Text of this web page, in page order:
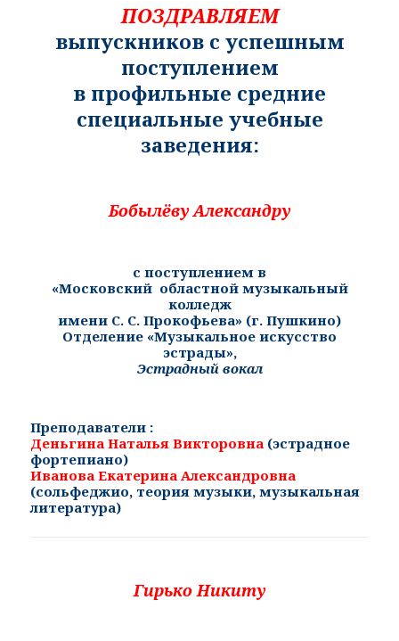
ПОЗДРАВЛЯЕМ
выпускников с успешным
поступлением
в профильные средние
специальные учебные
заведения:
Бобылёву Александру
с поступлением в
«Московский областной музыкальный
колледж
имени С. С. Прокофьева» (г. Пушкино)
Отделение «Музыкальное искусство
эстрады»,
Эстрадный вокал
Преподаватели :
Деньгина Наталья Викторовна (эстрадное
фортепиано)
Иванова Екатерина Александровна
(сольфеджио, теория музыки, музыкальная
литература)
Гирько Никиту